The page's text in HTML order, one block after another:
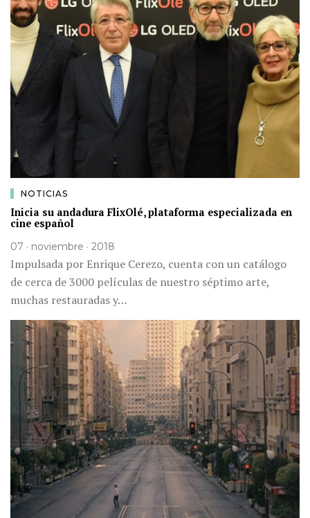
NOTICIAS
Inicia su andadura FlixOlé, plataforma especializada en
cine español
07 · noviembre · 2018
Impulsada por Enrique Cerezo, cuenta con un catálogo
de cerca de 3000 películas de nuestro séptimo arte,
muchas restauradas y…